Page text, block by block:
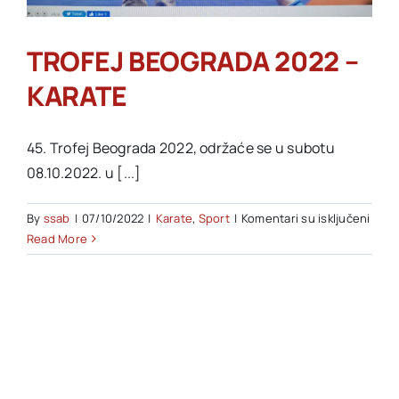
Akti SSAB
Kontakt
TROFEJ BEOGRADA 2022 –
KARATE
45. Trofej Beograda 2022, održaće se u subotu
08.10.2022. u [...]
By ssab | 07/10/2022 | Karate, Sport | Komentari su isključeni
Read More